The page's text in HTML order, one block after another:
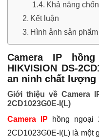
Khả năng
Kết luận
Hình ảnh sản phẩm
Camera IP
HIKVISION DS-
an ninh chất lượng
Giới thiệu về Camera
2CD1023G0E-I(L)
Camera IP hồng ngoại
2CD1023G0E-I(L) là một